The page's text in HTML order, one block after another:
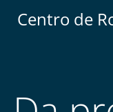
Centro de